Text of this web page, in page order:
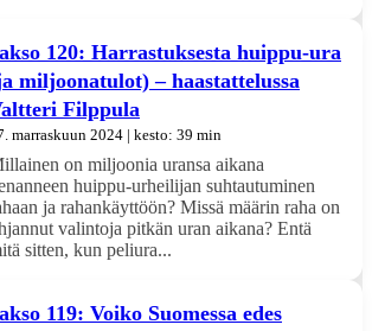
120: Harrastuksesta huippu-ura
miljoonatulot) – haastattelussa
Filppula
marraskuun 2024 | kesto: 39 min
on miljoonia uransa aikana
huippu-urheilijan suhtautuminen
ja rahankäyttöön? Missä määrin raha on
valintoja pitkän uran aikana? Entä
sitten, kun peliura...
119: Voiko Suomessa edes